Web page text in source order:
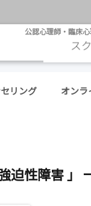
公認心理師・臨床
リング オンラ
強迫性障害 」